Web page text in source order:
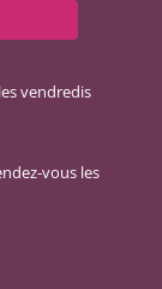
vendredis
vous les